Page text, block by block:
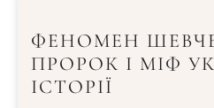
ФЕНОМЕН
ПРОРОК І МІФ
ІСТОРІЇ